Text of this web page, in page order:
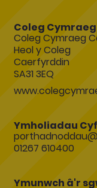
Coleg
Coleg Cymraeg
Heol y Coleg
Caerfyrddin
SA31 3EQ
Ymholiadau
01267 610400
Ymunwch â'r